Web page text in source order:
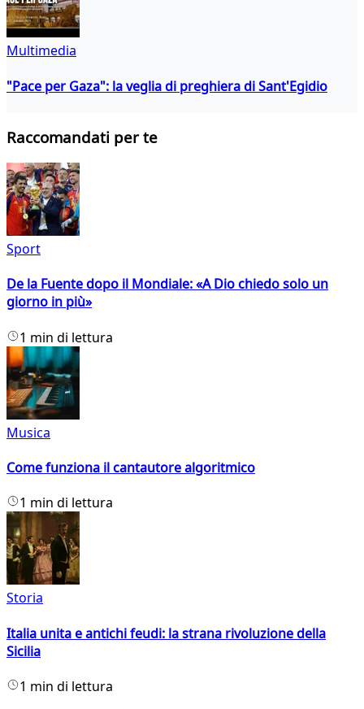
Multimedia
"Pace per Gaza": la veglia di preghiera di Sant'Egidio
Raccomandati per te
Sport
De la Fuente dopo il Mondiale: «A Dio chiedo solo un
giorno in più»
1 min di lettura
Musica
Come funziona il cantautore algoritmico
1 min di lettura
Storia
Italia unita e antichi feudi: la strana rivoluzione della
Sicilia
1 min di lettura